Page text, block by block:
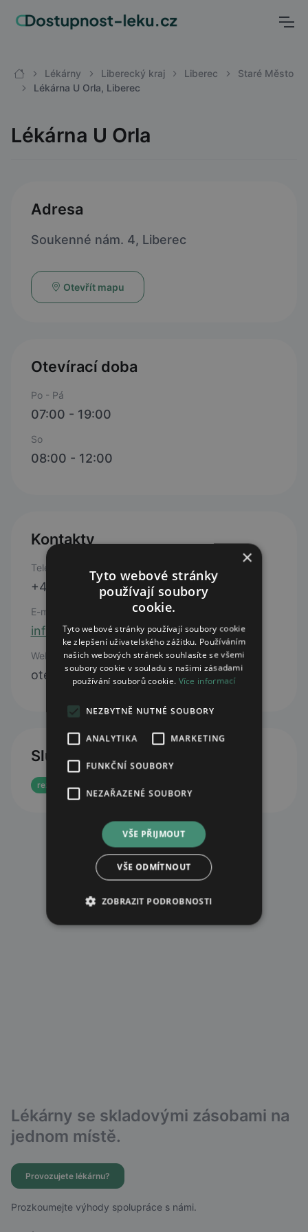
Lékárny Liberecký kraj Liberec
Staré Město
Lékárna U Orla, Liberec
Lékárna U Orla
Adresa
Soukenné nám. 4, Liberec
Otevřít mapu
Otevírací doba
Po - Pá
07:00 - 19:00
So
08:00 - 12:00
Kontakty
Telefon
+420 733 129 333
E-mail
info@uorla.com
Web
otevřít web
Služby
rezervace eReceptu
Lékárny se skladovými zásobami na
jednom místě.
Provozujete lékárnu?
Prozkoumejte výhody spolupráce s námi.
×
Tyto webové stránky
používají soubory
cookie.
Tyto webové stránky používají soubory cookie
ke zlepšení uživatelského zážitku. Používáním
našich webových stránek souhlasíte se všemi
soubory cookie v souladu s našimi zásadami
používání souborů cookie. Více informací
NEZBYTNĚ NUTNÉ SOUBORY
ANALYTIKA MARKETING
FUNKČNÍ SOUBORY
NEZAŘAZENÉ SOUBORY
VŠE PŘIJMOUT
VŠE ODMÍTNOUT
ZOBRAZIT PODROBNOSTI